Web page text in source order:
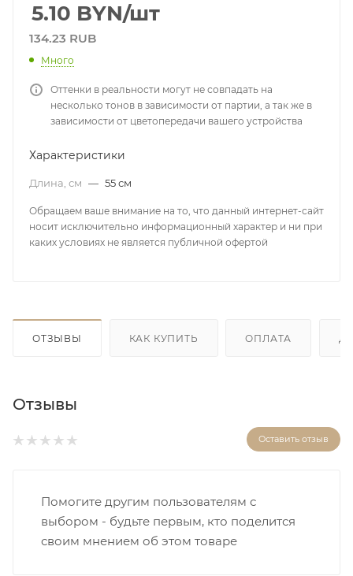
5.10 BYN/шт
134.23 RUB
Много
Оттенки в реальности могут не совпадать на
несколько тонов в зависимости от партии, а так же в
зависимости от цветопередачи вашего устройства
Характеристики
Длина, см — 55 см
Обращаем ваше внимание на то, что данный интернет-сайт
носит исключительно информационный характер и ни при
каких условиях не является публичной офертой
ОТЗЫВЫ КАК КУПИТЬ ОПЛАТА
Отзывы
Оставить отзыв
Помогите другим пользователям с
выбором - будьте первым, кто поделится
своим мнением об этом товаре